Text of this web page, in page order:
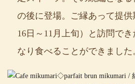
の後に登場。ご縁あって提供
16日～11月上旬）と訪問で
なり食べることができました